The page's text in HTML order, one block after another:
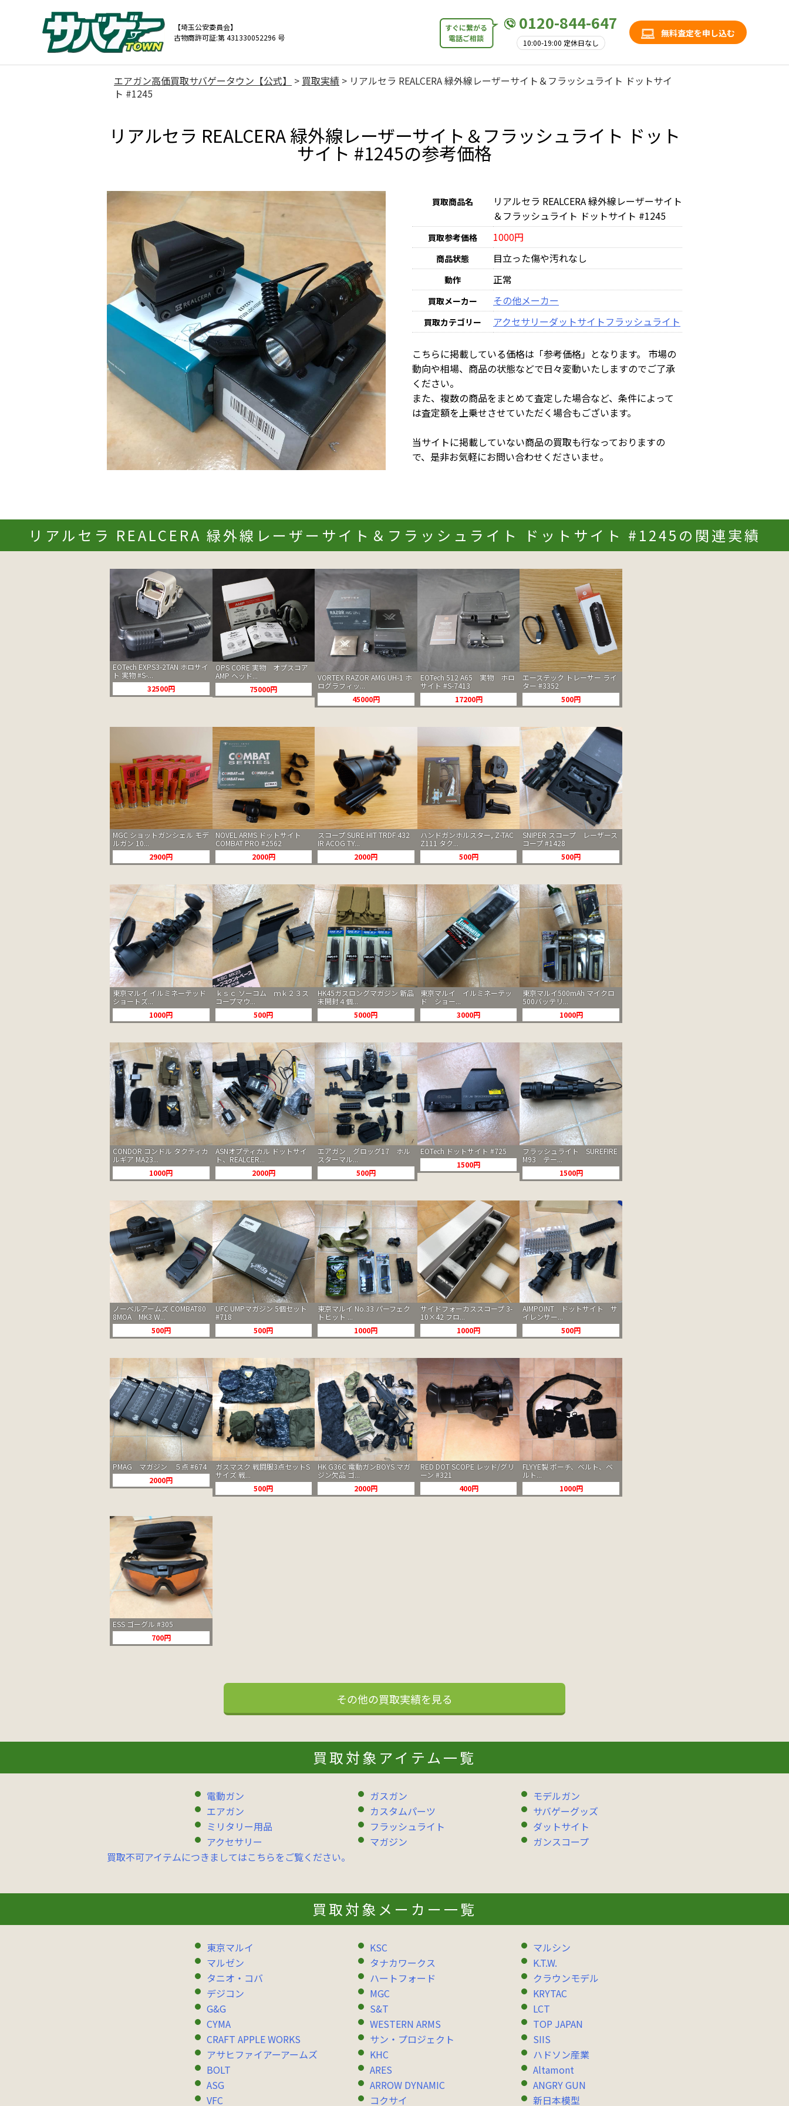
【埼玉公安委員会】
古物商許可証:第 431330052296 号
0120-844-647
10:00-19:00 定休日なし
すぐに繋がる
電話ご相談
無料査定を申し込む
エアガン高価買取サバゲータウン【公式】 > 買取実績 > リアルセラ REALCERA 緑外線レーザーサイト＆フラッシュライト ドットサイ
ト #1245
リアルセラ REALCERA 緑外線レーザーサイト＆フラッシュライト ドット
サイト #1245の参考価格
買取商品名
リアルセラ REALCERA 緑外線レーザーサイト
＆フラッシュライト ドットサイト #1245
買取参考価格 1000円
商品状態 目立った傷や汚れなし
動作 正常
買取メーカー その他メーカー
買取カテゴリー アクセサリーダットサイトフラッシュライト
こちらに掲載している価格は「参考価格」となります。 市場の
動向や相場、商品の状態などで日々変動いたしますのでご了承
ください。
また、複数の商品をまとめて査定した場合など、条件によって
は査定額を上乗せさせていただく場合もございます。
当サイトに掲載していない商品の買取も行なっておりますの
で、是非お気軽にお問い合わせくださいませ。
リアルセラ REALCERA 緑外線レーザーサイト＆フラッシュライト ドットサイト #1245の関連実績
EOTech EXPS3-2TAN ホロサイ
ト 実物 #S-...
32500円
OPS CORE 実物 オプスコア
AMP ヘッド...
75000円
VORTEX RAZOR AMG UH-1 ホ
ログラフィッ...
45000円
EOTech 512 A65 実物 ホロ
サイト #S-7413
17200円
エーステック トレーサー ライ
ター #3352
500円
MGC ショットガンシェル モデ
ルガン 10...
2900円
NOVEL ARMS ドットサイト
COMBAT PRO #2562
2000円
スコープ SURE HIT TRDF 432
IR ACOG TY...
2000円
ハンドガンホルスター, Z-TAC
Z111 タク...
500円
SNIPER スコープ レーザース
コープ #1428
500円
東京マルイ イルミネーテッド
ショートズ...
1000円
ｋｓｃ ソーコム ｍｋ２３ス
コープマウ...
500円
HK45ガスロングマガジン 新品
未開封４個...
5000円
東京マルイ イルミネーテッ
ド ショー...
3000円
東京マルイ500mAh マイクロ
500バッテリ...
1000円
CONDOR コンドル タクティカ
ルギア MA23...
1000円
ASNオプティカル ドットサイ
ト、REALCER...
2000円
エアガン グロッグ17 ホル
スターマル...
500円
EOTech ドットサイト #725
1500円
フラッシュライト SUREFIRE
M93 テー...
1500円
ノーベルアームズ COMBAT80
8MOA MK3 W...
500円
UFC UMPマガジン 5個セット
#718
500円
東京マルイ No.33 パーフェク
トヒット ...
1000円
サイドフォーカススコープ 3-
10×42 フロ...
1000円
AIMPOINT ドットサイト サ
イレンサー...
500円
PMAG マガジン ５点 #674
2000円
ガスマスク 戦闘服3点セットS
サイズ 戦...
500円
HK G36C 電動ガンBOYS マガ
ジン欠品 ゴ...
2000円
RED DOT SCOPE レッド/グリ
ーン #321
400円
FLYYE製 ポーチ、ベルト、ベ
ルト...
1000円
ESS ゴーグル #305
700円
その他の買取実績を見る
買取対象アイテム一覧
電動ガン ガスガン
モデルガン
エアガン
カスタムパーツ
サバゲーグッズ
ミリタリー用品
フラッシュライト
ダットサイト
アクセサリー
マガジン
ガンスコープ
買取不可アイテムにつきましてはこちらをご覧ください。
買取対象メーカー一覧
東京マルイ KSC
マルシン
マルゼン
タナカワークス
K.T.W.
タニオ・コバ
ハートフォード
クラウンモデル
デジコン
MGC
KRYTAC
G&G
S&T
LCT
CYMA
WESTERN ARMS
TOP JAPAN
CRAFT APPLE WORKS
サン・プロジェクト
SIIS
アサヒファイアーアームズ
KHC
ハドソン産業
BOLT
ARES
Altamont
ASG
ARROW DYNAMIC
ANGRY GUN
VFC
コクサイ 新日本模型